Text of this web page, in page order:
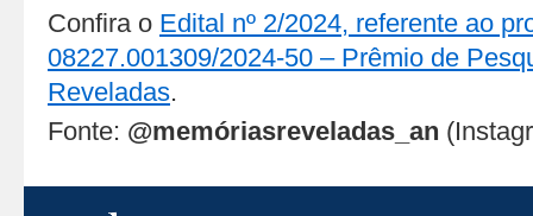
Confira o Edital nº 2/2024, referente ao
08227.001309/2024-50 – Prêmio de
Reveladas.
Fonte: @memóriasreveladas_an